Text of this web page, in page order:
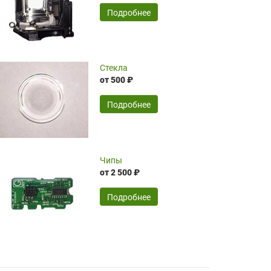
временные затраты по достаточно
оптимизированной стоимости, чему
чрезмерно благодарны!)))
SERGEY FOURSOV,24.04.2026
широкий ассортимент ламп, как оригиналов,
так и аналогов.Быстрое оформление и
передача в доставку, приемлемые цены. Мне
понравилось.
Читать полностью
16.04.2026
Подробнее
Стекла
от 500 ₽
Подробнее
Чипы
от 2 500 ₽
Подробнее